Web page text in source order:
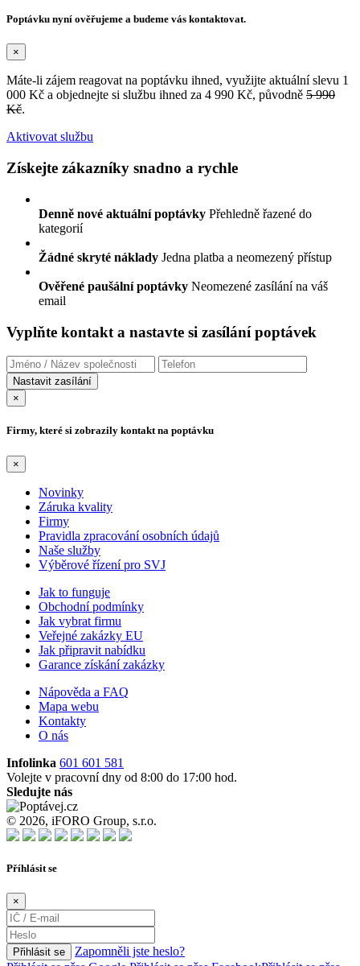
Poptávku nyní ověřujeme a budeme vás kontaktovat.
×
Máte-li zájem reagovat na poptávku ihned, využijte aktuální slevu 1
000 Kč a objednejte si službu ihned za 4 990 Kč, původně 5 990
Kč.
Aktivovat službu
Získejte zákazníky snadno a rychle
Denně nové aktuální poptávky Přehledně řazené do
kategorií
Žádné skryté náklady Jedna platba a neomezený přístup
Ověřené paušální poptávky Neomezené zasílání na váš
email
Vyplňte kontakt a nastavte si zasílání poptávek
×
Firmy, které si zobrazily kontakt na poptávku
×
Novinky
Záruka kvality
Firmy
Pravidla zpracování osobních údajů
Naše služby
Výběrové řízení pro SVJ
Jak to funguje
Obchodní podmínky
Jak vybrat firmu
Veřejné zakázky EU
Jak připravit nabídku
Garance získání zakázky
Nápověda a FAQ
Mapa webu
Kontakty
O nás
Infolinka 601 601 581
Volejte v pracovní dny od 8:00 do 17:00 hod.
Sledujte nás
© 2026, iFORO Group, s.r.o.
Příhlásit se
×
Přihlásit se
Zapomněli jste heslo?